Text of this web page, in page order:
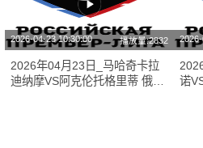
2026-04-23 10:30:00 播放量:2832
2026年04月23日_马哈奇卡拉
迪纳摩VS阿克伦托格里蒂 俄超
诺